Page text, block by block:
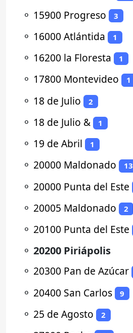
⚬ 15900 Progreso 3
⚬ 16000 Atlántida 1
⚬ 16200 la Floresta 1
⚬ 17800 Montevideo 1
⚬ 18 de Julio 2
⚬ 18 de Julio & 1
⚬ 19 de Abril 1
⚬ 20000 Maldonado 13
⚬ 20000 Punta del Este
⚬ 20005 Maldonado 2
⚬ 20100 Punta del Este
⚬ 20200 Piriápolis
⚬ 20300 Pan de Azúcar
⚬ 20400 San Carlos 9
⚬ 25 de Agosto 2